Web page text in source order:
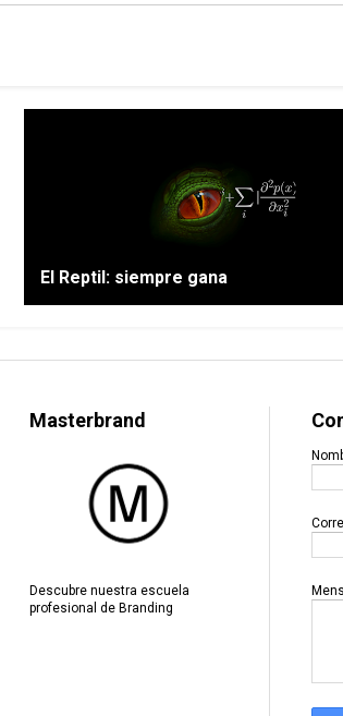
El Reptil: siempre gana
Masterbrand
Descubre nuestra escuela
profesional de Branding